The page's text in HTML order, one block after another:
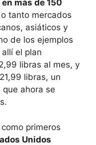
en más de 150
tanto mercados
asiáticos y
de los ejemplos
el plan
libras al mes, y
libras, un
ahora se
primeros
Unidos